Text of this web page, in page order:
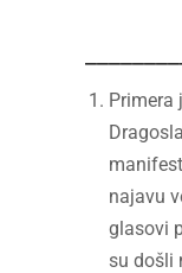
Primera
najavu
glasovi
su došli